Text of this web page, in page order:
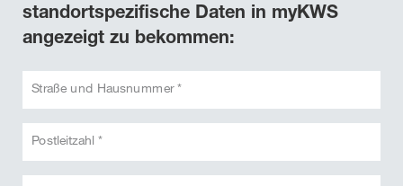
standortspezifische Daten in myKWS
angezeigt zu bekommen:
Straße und Hausnummer *
Postleitzahl *